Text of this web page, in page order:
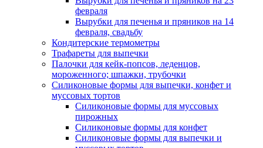
февраля
Вырубки для печенья и пряников на 14
февраля, свадьбу
Кондитерские термометры
Трафареты для выпечки
Палочки для кейк-попсов, леденцов,
мороженного; шпажки, трубочки
Силиконовые формы для выпечки, конфет и
муссовых тортов
Силиконовые формы для муссовых
пирожных
Силиконовые формы для конфет
Силиконовые формы для выпечки и